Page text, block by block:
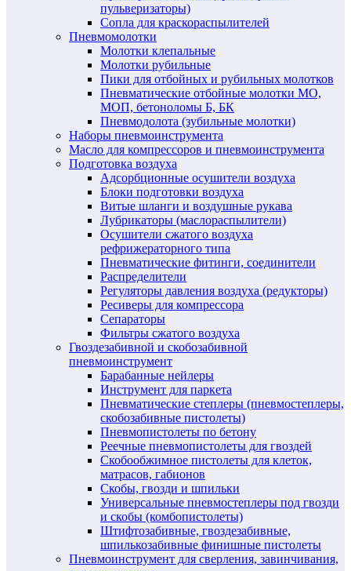
пульверизаторы)
Сопла для краскораспылителей
Пневмомолотки
Молотки клепальные
Молотки рубильные
Пики для отбойных и рубильных молотков
Пневматические отбойные молотки МО,
МОП, бетоноломы Б, БК
Пневмодолота (зубильные молотки)
Наборы пневмоинструмента
Масло для компрессоров и пневмоинструмента
Подготовка воздуха
Адсорбционные осушители воздуха
Блоки подготовки воздуха
Витые шланги и воздушные рукава
Лубрикаторы (маслораспылители)
Осушители сжатого воздуха
рефрижераторного типа
Пневматические фитинги, соединители
Распределители
Регуляторы давления воздуха (редукторы)
Ресиверы для компрессора
Сепараторы
Фильтры сжатого воздуха
Гвоздезабивной и скобозабивной
пневмоинструмент
Барабанные нейлеры
Инструмент для паркета
Пневматические степлеры (пневмостеплеры,
скобозабивные пистолеты)
Пневмопистолеты по бетону
Реечные пневмопистолеты для гвоздей
Скобообжимное пистолеты для клеток,
матрасов, габионов
Скобы, гвозди и шпильки
Универсальные пневмостеплеры под гвозди
и скобы (комбопистолеты)
Штифтозабивные, гвоздезабивные,
шпилькозабивные финишные пистолеты
Пневмоинструмент для сверления, завинчивания,